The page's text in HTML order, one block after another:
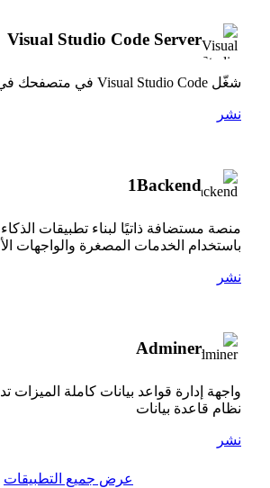
Visual Studio Code Server
شغّل Visual Studio Code في متصفحك في أي مكان
نشر
1Backend
منصة مستضافة ذاتيًا لبناء تطبيقات
باستخدام الخدمات المصغرة والواجهات
نشر
Adminer
نظام قاعدة بيانات
نشر
عرض جميع التطبيقات